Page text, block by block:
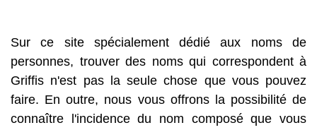
Sur ce site spécialement dédié aux noms de
personnes, trouver des noms qui correspondent à
Griffis n'est pas la seule chose que vous pouvez
faire. En outre, nous vous offrons la possibilité de
connaître l'incidence du nom composé que vous